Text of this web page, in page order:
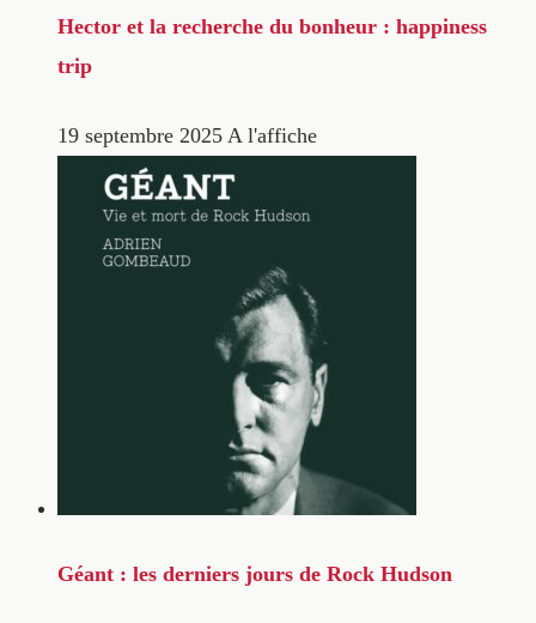
Hector et la recherche du bonheur : happiness
trip
19 septembre 2025 A l'affiche
Géant : les derniers jours de Rock Hudson